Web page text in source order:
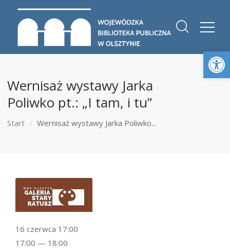
Wernisaż wystawy Jarka
Poliwko pt.: „I tam, i tu”
Start Wernisaż wystawy Jarka Poliwko...
16 czerwca 17:00
17:00 — 18:00